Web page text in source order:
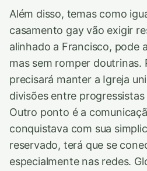
Além disso, temas como
casamento gay vão exigir
alinhado a Francisco, pode
mas sem romper doutrinas.
precisará manter a Igreja
divisões entre
Outro ponto é a
conquistava com sua
reservado, terá que se
especialmente nas redes.